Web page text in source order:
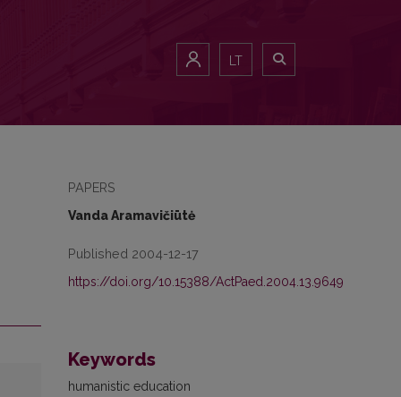
LT
PAPERS
Vanda Aramavičiūtė
Published 2004-12-17
https://doi.org/10.15388/ActPaed.2004.13.9649
Keywords
humanistic education